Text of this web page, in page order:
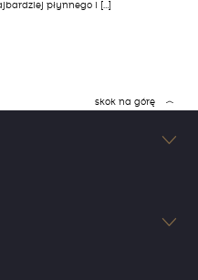
płynnego i […]
skok na górę
naszych ekspertów.